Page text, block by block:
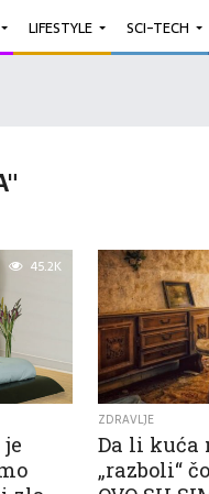
LIFESTYLE SCI-TECH
45.2K
ZDRAVLJE
Da li kuća
„razboli“